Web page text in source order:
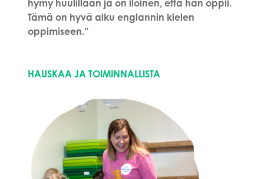
hymy huulillaan ja on iloinen, että hän oppii.
Tämä on hyvä alku englannin kielen
oppimiseen.”
HAUSKAA JA TOIMINNALLISTA